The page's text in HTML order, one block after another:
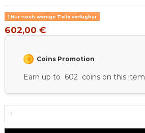
Nur noch wenige Teile verfügbar
602,00 €
Coins Promotion
Earn up to 602 coins on this item